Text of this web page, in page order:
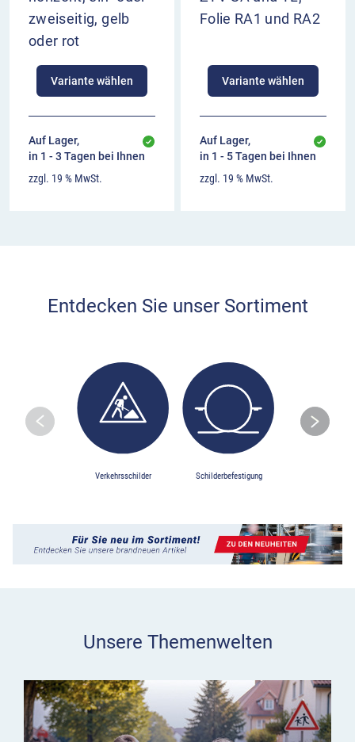
zweiseitig, gelb
oder rot
Variante wählen
Auf Lager,
in 1 - 3 Tagen bei Ihnen
zzgl. 19 % MwSt.
Folie RA1 und RA2
Variante wählen
Auf Lager,
in 1 - 5 Tagen bei Ihnen
zzgl. 19 % MwSt.
Entdecken Sie unser Sortiment
Skip to
Verkehrsschilder Schilderbefestigung
Unsere Themenwelten